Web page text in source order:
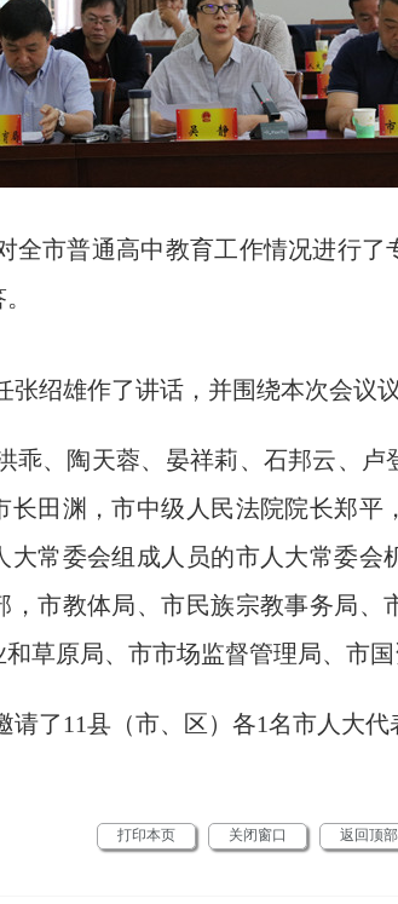
全市普通高中教育工作情况进行
绍雄作了讲话，并围绕本次会议
乖、陶天蓉、晏祥莉、石邦云、
长田渊，市中级人民法院院长郑
大常委会组成人员的市人大常委
，市教体局、市民族宗教事务局
草原局、市市场监督管理局、市国
了11县（市、区）各1名市人大代
打印本页 关闭窗口 返回顶部